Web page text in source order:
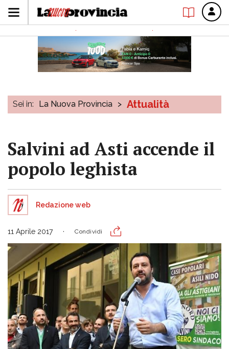
Sei in: La Nuova Provincia > Attualità
Salvini ad Asti accende il
popolo leghista
Redazione web
11 Aprile 2017 Condividi